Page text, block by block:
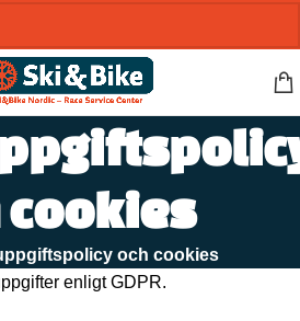
cookies
och cookies
enligt GDPR.